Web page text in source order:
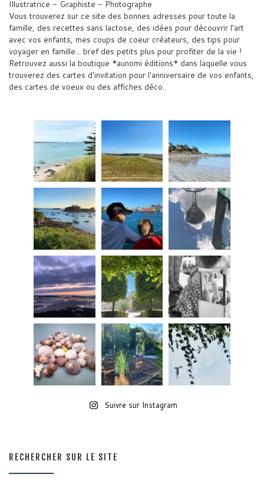
Illustratrice - Graphiste - Photographe
Vous trouverez sur ce site des bonnes adresses pour toute la
famille, des recettes sans lactose, des idées pour découvrir l'art
avec vos enfants, mes coups de coeur créateurs, des tips pour
voyager en famille... bref des petits plus pour profiter de la vie !
Retrouvez aussi la boutique *aunomi éditions* dans laquelle vous
trouverez des cartes d'invitation pour l'anniversaire de vos enfants,
des cartes de voeux ou des affiches déco.
Suivre sur Instagram
RECHERCHER SUR LE SITE